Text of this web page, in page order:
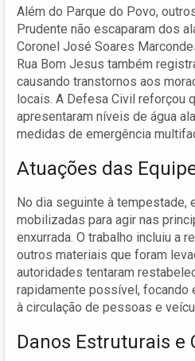
Além do Parque do Povo,
Prudente não escaparam dos
Coronel José Soares
Rua Bom Jesus também
causando transtornos aos
locais. A Defesa Civil reforçou
apresentaram níveis de água
medidas de emergência
Atuações das
No dia seguinte à tempestade,
mobilizadas para agir nas
enxurrada. O trabalho incluiu a
outros materiais que foram
autoridades tentaram
rapidamente possível, focando
à circulação de pessoas e
Danos Estruturais e